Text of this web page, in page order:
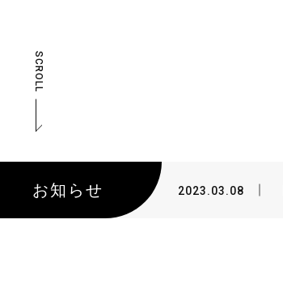
SCROLL
お知らせ 2023.03.08